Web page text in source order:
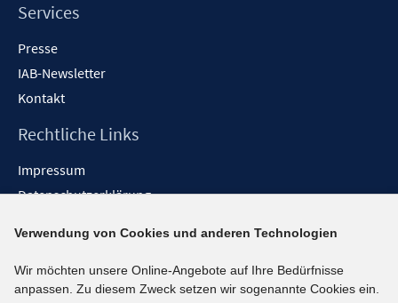
Services
Presse
IAB-Newsletter
Kontakt
Rechtliche Links
Impressum
Datenschutzerklärung
Barrieren melden
Social-Media-Kanäle
Verwendung von Cookies und anderen Technologien
Wir möchten unsere Online-Angebote auf Ihre Bedürfnisse
anpassen. Zu diesem Zweck setzen wir sogenannte Cookies ein.